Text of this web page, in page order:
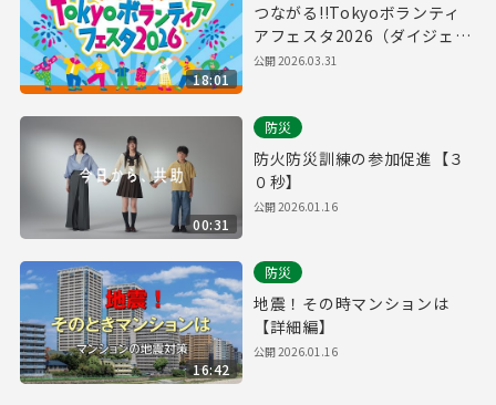
18:01
つながる!!Tokyoボランティ
アフェスタ2026（ダイジェス
ト版）
公開2026.03.31
00:31
防災
防火防災訓練の参加促進【３
０秒】
公開2026.01.16
16:42
防災
地震！その時マンションは
【詳細編】
公開2026.01.16